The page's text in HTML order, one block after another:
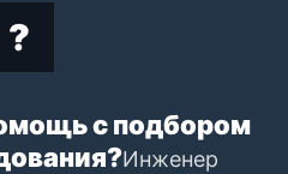
с подбором
Инженер